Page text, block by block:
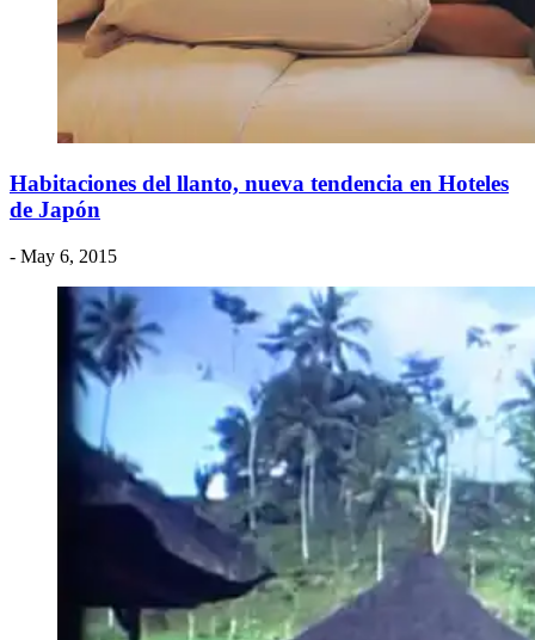
Habitaciones del llanto, nueva tendencia en Hoteles
de Japón
- May 6, 2015